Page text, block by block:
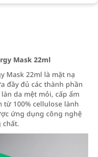
Mask 22ml
Mask 22ml là mặt nạ
đầy đủ các thành phần
da mệt mỏi, cấp ẩm
từ 100% cellulose lành
ứng dụng công nghệ
chất.